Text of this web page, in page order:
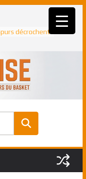
saison NBA
décrochent
et Giannis
le Greek
: son premier
face aux Spurs
en 2002 :